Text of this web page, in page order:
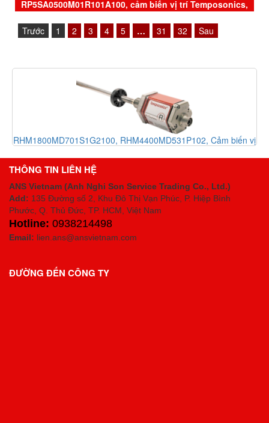
RP5SA0500M01R101A100, cảm biến vị trí Temposonics,
RH5MA0050M01D701S1052B6, ERM0600MD341A01,
GH5MA0150M01D601A0, sensor Temposonics, đại lý
Trước 1 2 3 4 5 … 31 32 Sau
RHM1800MD701S1G2100, RHM4400MD531P102, Cảm biến vị
THÔNG TIN LIÊN HỆ
ANS Vietnam (Anh Nghi Son Service Trading Co., Ltd.)
Add: 135 Đường số 2, Khu Đô Thị Vạn Phúc, P. Hiệp Bình
Phước, Q. Thủ Đức, TP. HCM , Việt Nam
Hotline: 0938214498
Email: lien.ans@ansvietnam.com
ĐƯỜNG ĐẾN CÔNG TY